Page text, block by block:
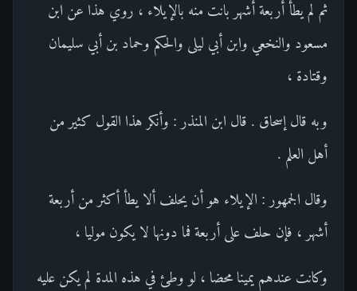
ثم لم يطأ أربعة أشهر بانت منه بالإيلاء ، روي هذا عن ابن
مسعود والنخعي وابن أبي ليلى والحكم وحماد بن أبي سليمان
وقتادة ،
وبه قال إسحاق . قال ابن المنذر : وأنكر هذا القول كثير من
أهل العلم .
وقال الجمهور : الإيلاء هو أن يحلف ألا يطأ أكثر من أربعة
أشهر ، فإن حلف على أربعة فما دونها لا يكون موليا ،
وكانت عندهم يمينا محضا ، لو وطئ في هذه المدة لم يكن عليه